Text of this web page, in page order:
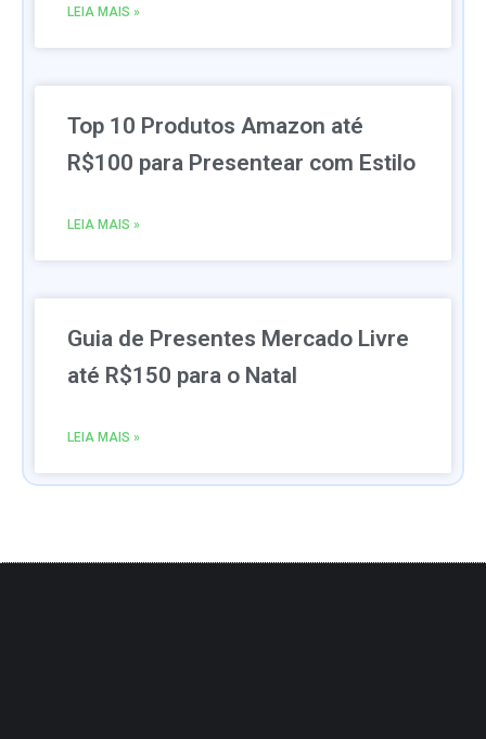
LEIA MAIS »
Top 10 Produtos Amazon até
R$100 para Presentear com Estilo
LEIA MAIS »
Guia de Presentes Mercado Livre
até R$150 para o Natal
LEIA MAIS »